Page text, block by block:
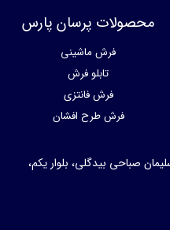
پرسان پارس
فرش ماشینی
تابلو فرش
فرش فانتزی
فرش طرح افشان
بیدگلی، بلوار یکم،